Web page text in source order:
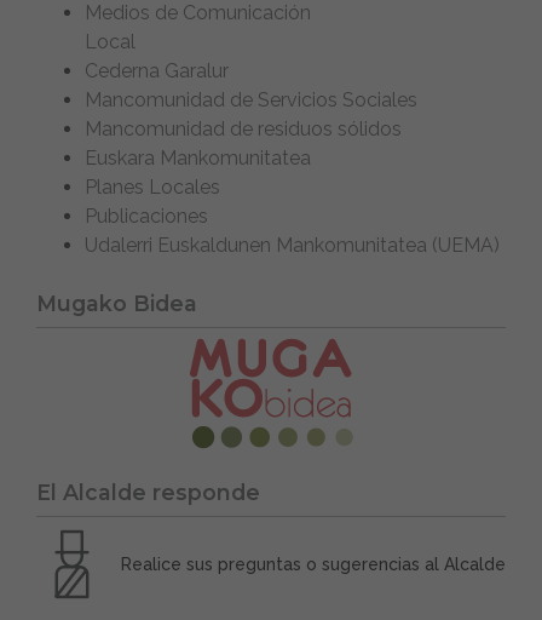
Medios de Comunicación
Local
Cederna Garalur
Mancomunidad de Servicios Sociales
Mancomunidad de residuos sólidos
Euskara Mankomunitatea
Planes Locales
Publicaciones
Udalerri Euskaldunen Mankomunitatea (UEMA)
Mugako Bidea
El Alcalde responde
Realice sus preguntas o sugerencias al Alcalde